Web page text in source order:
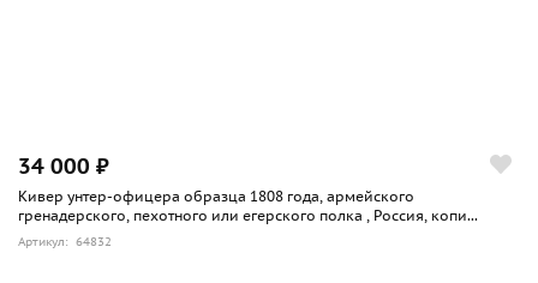
34 000 ₽
Кивер унтер-офицера образца 1808 года, армейского
гренадерского, пехотного или егерского полка , Россия, копи...
Артикул: 64832